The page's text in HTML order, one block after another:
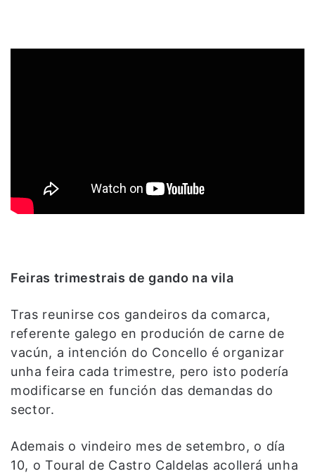
Feiras trimestrais de gando na vila
Tras reunirse cos gandeiros da comarca,
referente galego en produción de carne de
vacún, a intención do Concello é organizar
unha feira cada trimestre, pero isto podería
modificarse en función das demandas do
sector.
Ademais o vindeiro mes de setembro, o día
10, o Toural de Castro Caldelas acollerá unha